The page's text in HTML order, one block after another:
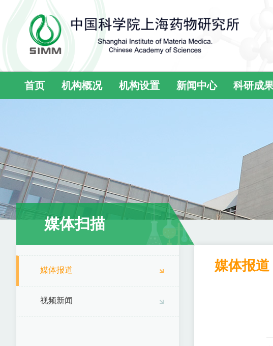
首页 机构概况 机构设置 新闻中心 科研成
媒体扫描
媒体报道
视频新闻
媒体报道